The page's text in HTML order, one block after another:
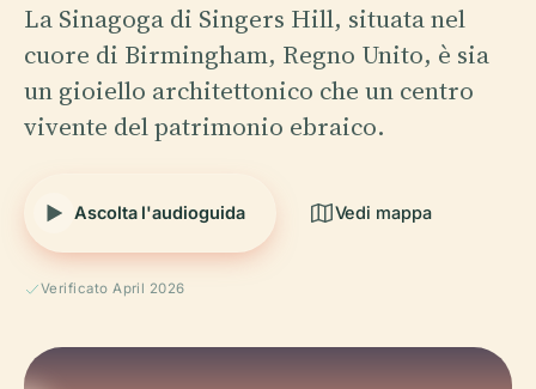
La Sinagoga di Singers Hill, situata nel
cuore di Birmingham, Regno Unito, è sia
un gioiello architettonico che un centro
vivente del patrimonio ebraico.
Ascolta l'audioguida Vedi mappa
Verificato April 2026